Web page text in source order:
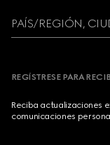
PAÍS/REGIÓN,
REGÍSTRESE PARA
Reciba actualizaciones
comunicaciones